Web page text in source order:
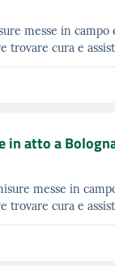
messe in campo
trovare cura e
in atto a
messe in
trovare cura e